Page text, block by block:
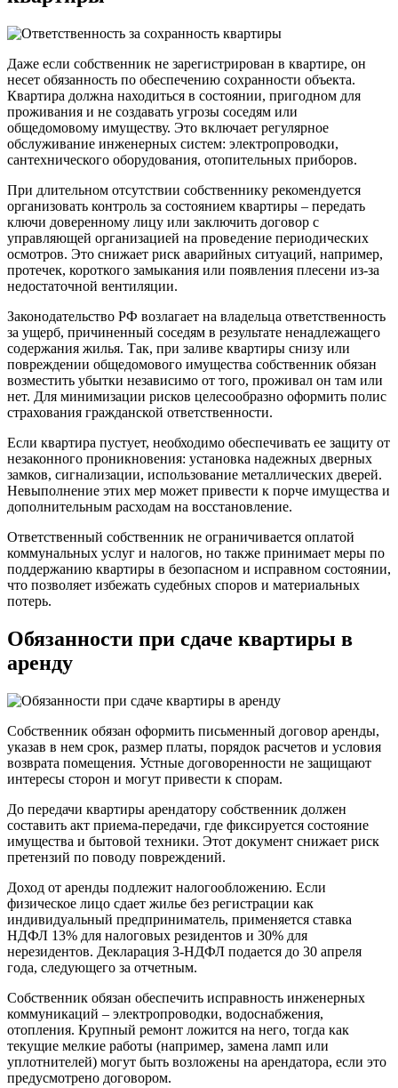
Даже если собственник не зарегистрирован в квартире, он
несет обязанность по обеспечению сохранности объекта.
Квартира должна находиться в состоянии, пригодном для
проживания и не создавать угрозы соседям или
общедомовому имуществу. Это включает регулярное
обслуживание инженерных систем: электропроводки,
сантехнического оборудования, отопительных приборов.
При длительном отсутствии собственнику рекомендуется
организовать контроль за состоянием квартиры – передать
ключи доверенному лицу или заключить договор с
управляющей организацией на проведение периодических
осмотров. Это снижает риск аварийных ситуаций, например,
протечек, короткого замыкания или появления плесени из-за
недостаточной вентиляции.
Законодательство РФ возлагает на владельца ответственность
за ущерб, причиненный соседям в результате ненадлежащего
содержания жилья. Так, при заливе квартиры снизу или
повреждении общедомового имущества собственник обязан
возместить убытки независимо от того, проживал он там или
нет. Для минимизации рисков целесообразно оформить полис
страхования гражданской ответственности.
Если квартира пустует, необходимо обеспечивать ее защиту от
незаконного проникновения: установка надежных дверных
замков, сигнализации, использование металлических дверей.
Невыполнение этих мер может привести к порче имущества и
дополнительным расходам на восстановление.
Ответственный собственник не ограничивается оплатой
коммунальных услуг и налогов, но также принимает меры по
поддержанию квартиры в безопасном и исправном состоянии,
что позволяет избежать судебных споров и материальных
потерь.
Обязанности при сдаче квартиры в
аренду
Собственник обязан оформить письменный договор аренды,
указав в нем срок, размер платы, порядок расчетов и условия
возврата помещения. Устные договоренности не защищают
интересы сторон и могут привести к спорам.
До передачи квартиры арендатору собственник должен
составить акт приема-передачи, где фиксируется состояние
имущества и бытовой техники. Этот документ снижает риск
претензий по поводу повреждений.
Доход от аренды подлежит налогообложению. Если
физическое лицо сдает жилье без регистрации как
индивидуальный предприниматель, применяется ставка
НДФЛ 13% для налоговых резидентов и 30% для
нерезидентов. Декларация 3-НДФЛ подается до 30 апреля
года, следующего за отчетным.
Собственник обязан обеспечить исправность инженерных
коммуникаций – электропроводки, водоснабжения,
отопления. Крупный ремонт ложится на него, тогда как
текущие мелкие работы (например, замена ламп или
уплотнителей) могут быть возложены на арендатора, если это
предусмотрено договором.